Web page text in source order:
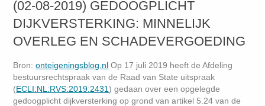
(02-08-2019) GEDOOGPLICHT
DIJKVERSTERKING: MINNELIJK
OVERLEG EN SCHADEVERGOEDING
Bron:onteigeningsblog.nl Op 17 juli 2019 heeft de Afdeling
bestuursrechtspraak van de Raad van State uitspraak
(ECLI:NL:RVS:2019:2431) gedaan over een opgelegde
gedoogplicht dijkversterking op grond van artikel 5.24 van de